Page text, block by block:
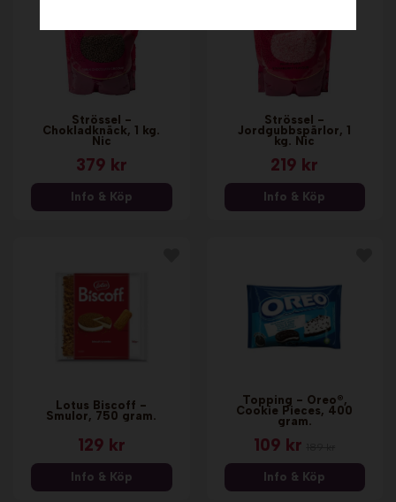
Strössel -
Chokladknäck, 1 kg.
Nic
379 kr
Info & Köp
Strössel -
Jordgubbspärlor, 1
kg. Nic
219 kr
Info & Köp
Lotus Biscoff -
Smulor, 750 gram.
129 kr
Info & Köp
Topping - Oreo®,
Cookie Pieces, 400
gram.
109 kr
Info & Köp